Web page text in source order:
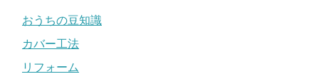
おうちの豆知識
カバー工法
リフォーム